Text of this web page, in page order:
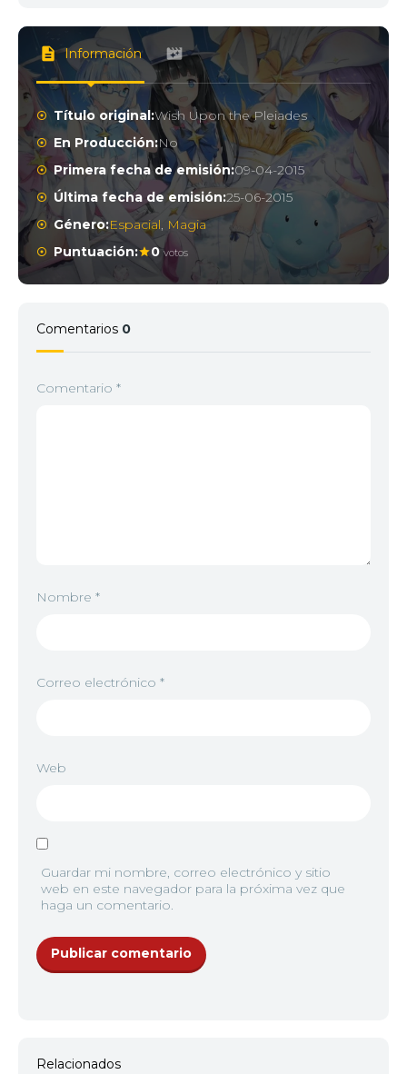
Información
Título original:Wish Upon the Pleiades
En Producción:No
Primera fecha de emisión:09-04-2015
Última fecha de emisión:25-06-2015
Género:Espacial, Magia
Puntuación:
0 votos
Comentarios 0
Comentario *
Nombre *
Correo electrónico *
Web
Guardar mi nombre, correo electrónico y sitio
web en este navegador para la próxima vez que
haga un comentario.
Relacionados